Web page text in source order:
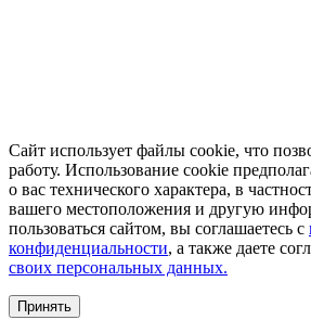
Сайт использует файлы cookie, что
работу. Использование cookie
о вас технического характера, в
вашего местоположения и другую
пользоваться сайтом, вы соглашаетесь с
конфиденциальности, а также даете
своих персональных данных.
Принять